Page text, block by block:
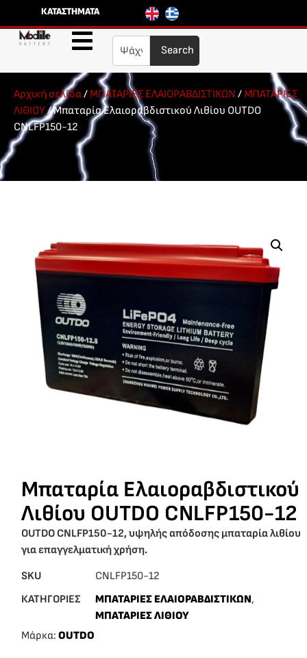
ΚΑΤΑΣΤΗΜΑΤΑ
Search
Αρχική σελίδα/ ΜΠΑΤΑΡΙΕΣ ΕΛΑΙΟΡΑΒΔΙΣΤΙΚΩΝ / ΜΠΑΤΑΡΙΕΣ
ΛΙΘΙΟΥ/ Μπαταρία Ελαιοραβδιστικού Λιθίου OUTDO
CNLFP150-12
Μπαταρία Ελαιοραβδιστικού
Λιθίου OUTDO CNLFP150-12
OUTDO CNLFP150-12, υψηλής απόδοσης μπαταρία λιθίου
για επαγγελματική χρήση.
SKU
CNLFP150-12
ΚΑΤΗΓΟΡΙΕΣ
ΜΠΑΤΑΡΙΕΣ ΕΛΑΙΟΡΑΒΔΙΣΤΙΚΩΝ,
ΜΠΑΤΑΡΙΕΣ ΛΙΘΙΟΥ
Μάρκα: OUTDO